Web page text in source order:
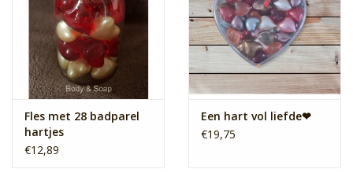
Women's Collection
Blogs
Contact
Fles met 28 badparel
hartjes
€12,89
Een hart vol liefde❤
€19,75